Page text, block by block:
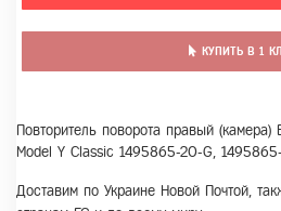
КУПИТЬ В 1
Повторитель поворота правый
Model Y Classic 1495865-20-G,
Доставим по Украине Новой Почтой,